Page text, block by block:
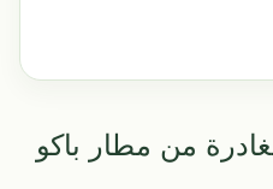
من مطار باكو